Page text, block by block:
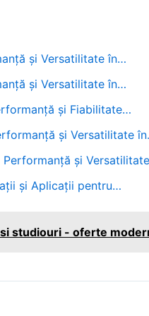
și Versatilitate în…
și Versatilitate în…
și Fiabilitate…
și Versatilitate
Performanță și
și Aplicații pentru…
studiouri - oferte